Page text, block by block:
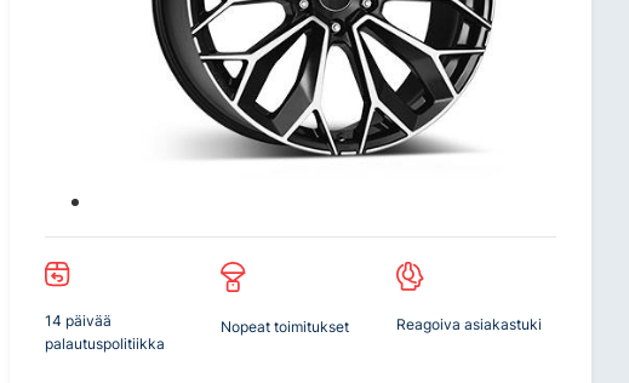
14 päivää
palautuspolitiikka
Nopeat toimitukset Reagoiva asiakastuki